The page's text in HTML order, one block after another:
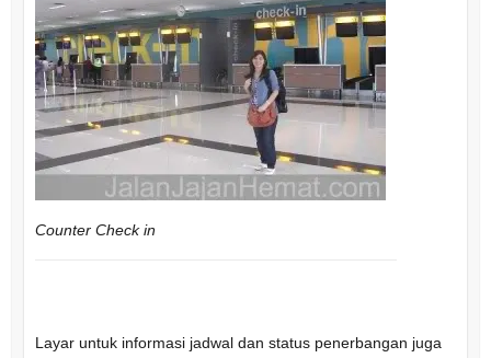
Counter Check in
Layar untuk informasi jadwal dan status penerbangan juga